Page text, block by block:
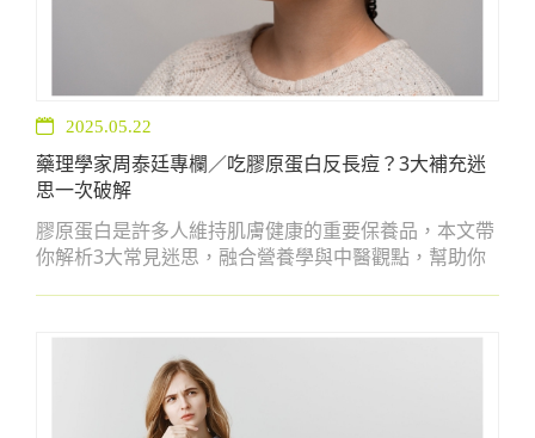
2025.05.22
藥理學家周泰廷專欄／吃膠原蛋白反長痘？3大補充迷
思一次破解
膠原蛋白是許多人維持肌膚健康的重要保養品，本文帶
你解析3大常見迷思，融合營養學與中醫觀點，幫助你